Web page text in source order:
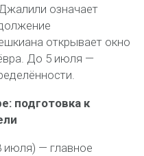
означает
открывает окно
До 5 июля —
подготовка к
— главное